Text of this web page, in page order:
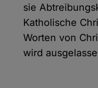
sie
Katholische
Worten von
wird